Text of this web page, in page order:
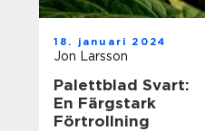
18. januari 2024
Jon Larsson
Palettblad Svart:
En Färgstark
Förtrollning